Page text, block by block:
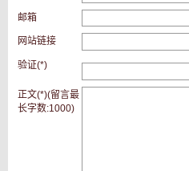
邮箱
网站链接
验证(*)
正文(*)(留言最
长字数:1000)